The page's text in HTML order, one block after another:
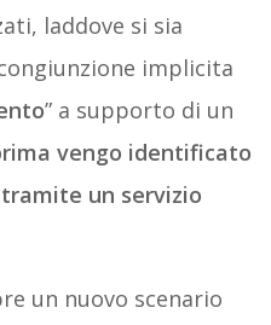
laddove si sia
implicita
” a supporto di un
vengo identificato
un servizio
un nuovo scenario